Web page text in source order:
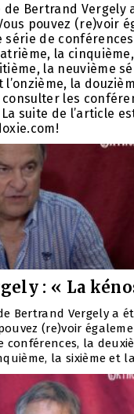
de Bertrand Vergely
pouvez (re)voir
série de
la
la neuvième
la
les
suite de l’article
: « La
Bertrand Vergely a
(re)voir
conférences, la
la sixième et